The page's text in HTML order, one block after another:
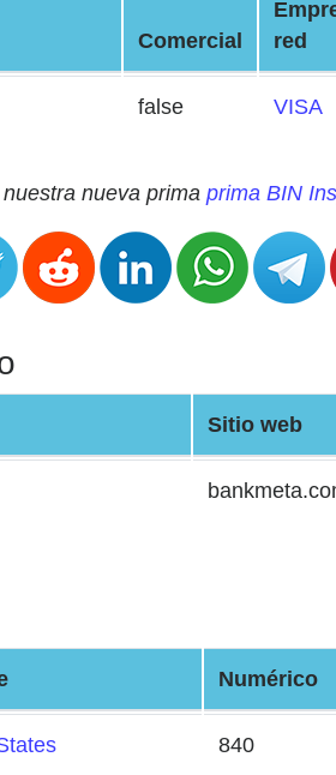
Comercial
red
false VISA
nueva prima prima BIN
Sitio web
Numérico
840